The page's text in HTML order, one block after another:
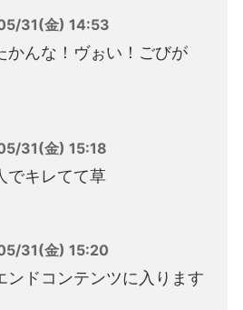
31(金) 14:53
かんな！ヴぉい！ごびが
31(金) 15:18
でキレてて草
31(金) 15:20
ンドコンテンツに入ります